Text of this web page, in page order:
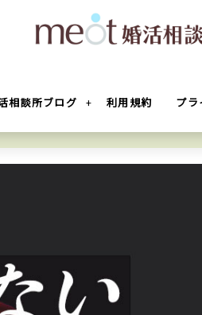
相談所ブログ
最速でコミュ障
利用規約 プラ